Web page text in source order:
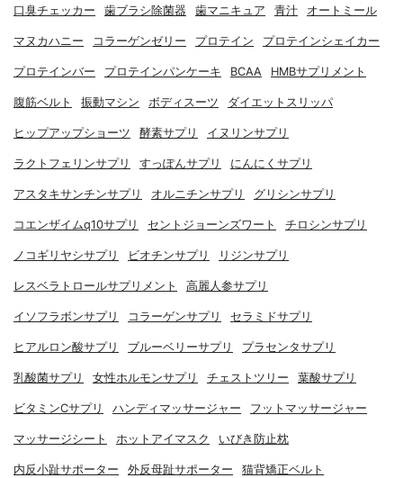
口臭チェッカー 歯ブラシ除菌器 歯マニキュア 青汁 オートミール
マヌカハニー コラーゲンゼリー プロテイン プロテインシェイカー
プロテインバー プロテインパンケーキ BCAA HMBサプリメント
腹筋ベルト 振動マシン ボディスーツ ダイエットスリッパ
ヒップアップショーツ 酵素サプリ イヌリンサプリ
ラクトフェリンサプリ すっぽんサプリ にんにくサプリ
アスタキサンチンサプリ オルニチンサプリ グリシンサプリ
コエンザイムq10サプリ セントジョーンズワート チロシンサプリ
ノコギリヤシサプリ ビオチンサプリ リジンサプリ
レスベラトロールサプリメント 高麗人参サプリ
イソフラボンサプリ コラーゲンサプリ セラミドサプリ
ヒアルロン酸サプリ ブルーベリーサプリ プラセンタサプリ
乳酸菌サプリ 女性ホルモンサプリ チェストツリー 葉酸サプリ
ビタミンCサプリ ハンディマッサージャー フットマッサージャー
マッサージシート ホットアイマスク いびき防止枕
内反小趾サポーター 外反母趾サポーター 猫背矯正ベルト